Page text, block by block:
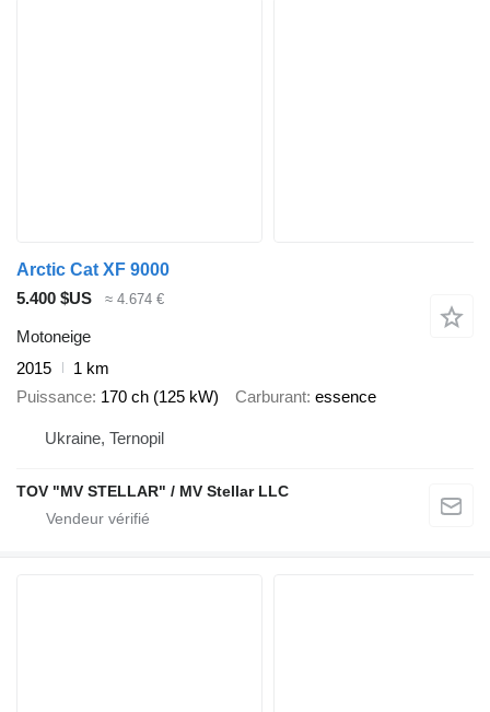
Arctic Cat XF 9000
5.400 $US
≈ 4.674 €
Motoneige
2015
1 km
Puissance 170 ch (125 kW) Carburant essence
Ukraine, Ternopil
TOV "MV STELLAR" / MV Stellar LLC